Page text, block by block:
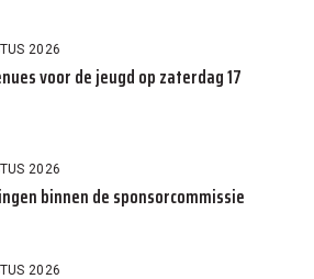
2026
voor de jeugd op zaterdag 17
2026
binnen de sponsorcommissie
2026